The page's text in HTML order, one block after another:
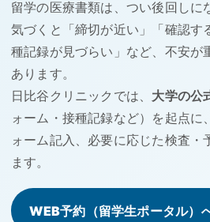
留学の医療書類は、つい後回しに
気づくと「締切が近い」「確認す
種記録が見づらい」など、不安が
あります。
日比谷クリニックでは、 大学の公
ォーム・接種記録など）を起点に
ォーム記入、必要に応じた検査・
ます。
WEB予約（留学生ポータル）